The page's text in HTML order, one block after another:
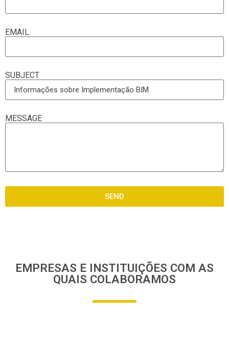
EMAIL
SUBJECT
MESSAGE
SEND
EMPRESAS E INSTITUIÇÕES COM AS
QUAIS COLABORAMOS